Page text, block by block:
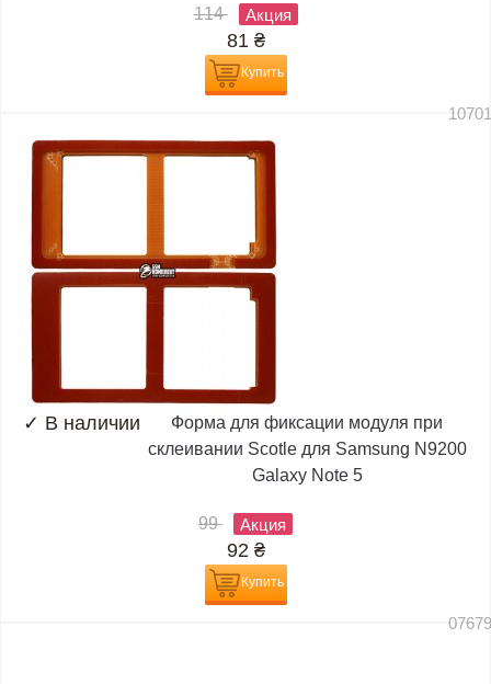
114 Акция
81 ₴
Купить
✓ В наличии
Форма для фиксации модуля при
склеивании Scotle для Samsung N9200
Galaxy Note 5
99 Акция
92 ₴
Купить